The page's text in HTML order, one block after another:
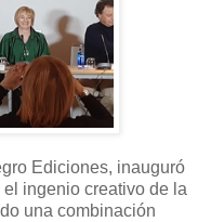
Ediciones, inauguró
ingenio creativo de la
una combinación